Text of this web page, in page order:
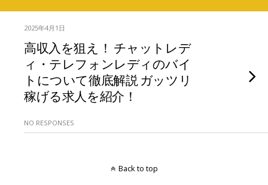
2025年4月1日
高収入を狙え！ チャットレデ
ィ・テレフォンレディのバイ
トについて徹底解説 ガッツリ
稼げる求人を紹介！
NO RESPONSES
Back to top